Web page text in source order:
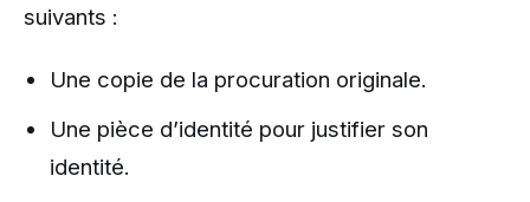
suivants :
Une copie de la procuration originale.
Une pièce d’identité pour justifier son
identité.